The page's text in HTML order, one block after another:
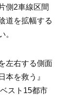
側2車線区間
道を拡幅する
。
左右する側面
本を救う』
スト15都市